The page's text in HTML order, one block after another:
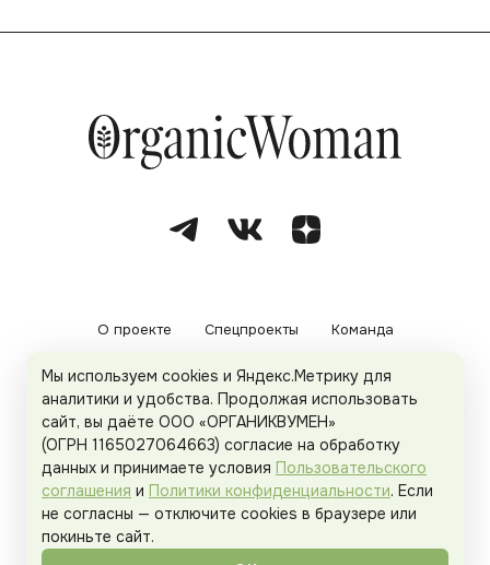
О проекте Спецпроекты Команда
Рекламодателям Политика конфиденциальности
Пользовательское соглашение
Organicwoman.ru . Все права защищены.
Мы используем cookies и Яндекс.Метрику для
аналитики и удобства. Продолжая использовать
сайт, вы даёте ООО «ОРГАНИКВУМЕН»
(ОГРН 1165027064663) согласие на обработку
данных и принимаете условия Пользовательского
соглашения и Политики конфиденциальности. Если
не согласны — отключите cookies в браузере или
покиньте сайт.